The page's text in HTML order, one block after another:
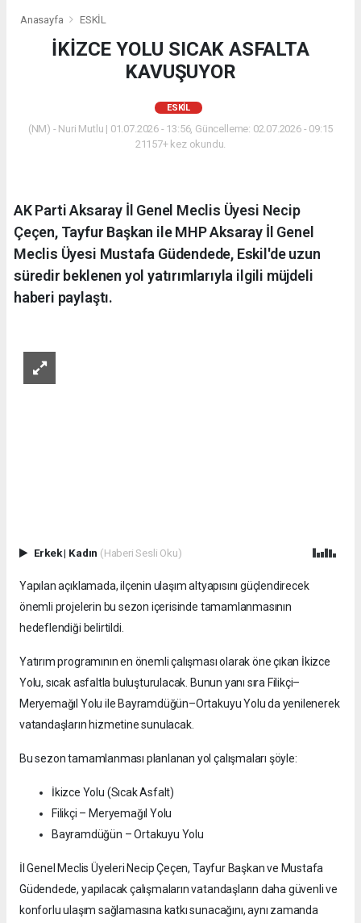
Anasayfa ESKİL
İKİZCE YOLU SICAK ASFALTA
KAVUŞUYOR
ESKİL
(NM) - Nuri Mutlu | 01.07.2026 - 13:56, Güncelleme: 02.07.2026 - 09:15
21157+ kez okundu.
AK Parti Aksaray İl Genel Meclis Üyesi Necip
Çeçen, Tayfur Başkan ile MHP Aksaray İl Genel
Meclis Üyesi Mustafa Güdendede, Eskil'de uzun
süredir beklenen yol yatırımlarıyla ilgili müjdeli
haberi paylaştı.
Erkek| Kadın (Haberi Sesli Oku)
Yapılan açıklamada, ilçenin ulaşım altyapısını güçlendirecek
önemli projelerin bu sezon içerisinde tamamlanmasının
hedeflendiği belirtildi.
Yatırım programının en önemli çalışması olarak öne çıkan İkizce
Yolu, sıcak asfaltla buluşturulacak. Bunun yanı sıra Filikçi–
Meryemağıl Yolu ile Bayramdüğün–Ortakuyu Yolu da yenilenerek
vatandaşların hizmetine sunulacak.
Bu sezon tamamlanması planlanan yol çalışmaları şöyle:
İkizce Yolu (Sıcak Asfalt)
Filikçi – Meryemağıl Yolu
Bayramdüğün – Ortakuyu Yolu
İl Genel Meclis Üyeleri Necip Çeçen, Tayfur Başkan ve Mustafa
Güdendede, yapılacak çalışmaların vatandaşların daha güvenli ve
konforlu ulaşım sağlamasına katkı sunacağını, aynı zamanda